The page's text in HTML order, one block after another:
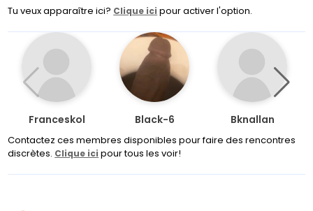
Tu veux apparaître ici? Clique ici pour activer l'option.
Franceskol Black-6 Bknallan
Contactez ces membres disponibles pour faire des rencontres
discrètes. Clique ici pour tous les voir!